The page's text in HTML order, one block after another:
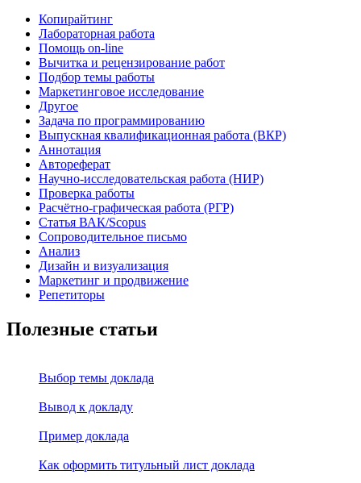
Копирайтинг
Лабораторная работа
Помощь on-line
Вычитка и рецензирование работ
Подбор темы работы
Маркетинговое исследование
Другое
Задача по программированию
Выпускная квалификационная работа (ВКР)
Аннотация
Автореферат
Научно-исследовательская работа (НИР)
Проверка работы
Расчётно-графическая работа (РГР)
Статья ВАК/Scopus
Сопроводительное письмо
Анализ
Дизайн и визуализация
Маркетинг и продвижение
Репетиторы
Полезные статьи
Выбор темы доклада
Вывод к докладу
Пример доклада
Как оформить титульный лист доклада